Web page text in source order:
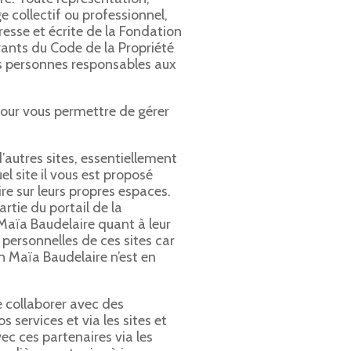
collectif ou professionnel,
et écrite de la Fondation
du Code de la Propriété
responsables aux
vous permettre de gérer
sites, essentiellement
site il vous est proposé
sur leurs propres espaces.
du portail de la
Baudelaire quant à leur
de ces sites car
Baudelaire n’est en
avec des
services et via les sites et
ces partenaires via les